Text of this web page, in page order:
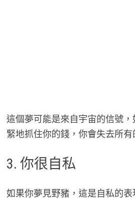
這個夢可能是來自宇宙的信號
緊地抓住你的錢，你會失去所有
3. 你很自私
如果你夢見野豬，這是自私的